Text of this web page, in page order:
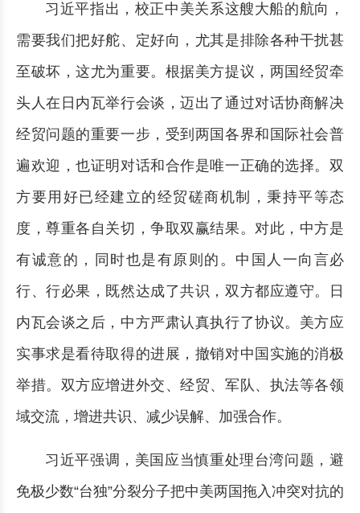
习近平指出，校正中美关系这艘大船的航向，
需要我们把好舵、定好向，尤其是排除各种干扰甚
至破坏，这尤为重要。根据美方提议，两国经贸牵
头人在日内瓦举行会谈，迈出了通过对话协商解决
经贸问题的重要一步，受到两国各界和国际社会普
遍欢迎，也证明对话和合作是唯一正确的选择。双
方要用好已经建立的经贸磋商机制，秉持平等态
度，尊重各自关切，争取双赢结果。对此，中方是
有诚意的，同时也是有原则的。中国人一向言必
行、行必果，既然达成了共识，双方都应遵守。日
内瓦会谈之后，中方严肃认真执行了协议。美方应
实事求是看待取得的进展，撤销对中国实施的消极
举措。双方应增进外交、经贸、军队、执法等各领
域交流，增进共识、减少误解、加强合作。
习近平强调，美国应当慎重处理台湾问题，避
免极少数“台独”分裂分子把中美两国拖入冲突对抗的